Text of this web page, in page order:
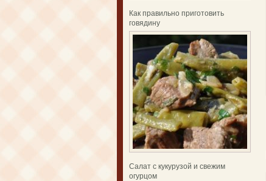
Как правильно приготовить
говядину
Салат с кукурузой и свежим
огурцом